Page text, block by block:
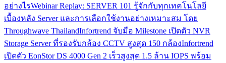
อย่างไรWebinar Replay: SERVER 101 รู้จักกับทุกเทคโนโลยี
เบื้องหลัง Server และการเลือกใช้งานอย่างเหมาะสม โดย
Throughwave ThailandInfortrend จับมือ Milestone เปิดตัว NVR
Storage Server ที่รองรับกล้อง CCTV สูงสุด 150 กล้องInfortrend
เปิดตัว EonStor DS 4000 Gen 2 เร็วสูงสุด 1.5 ล้าน IOPS พร้อม